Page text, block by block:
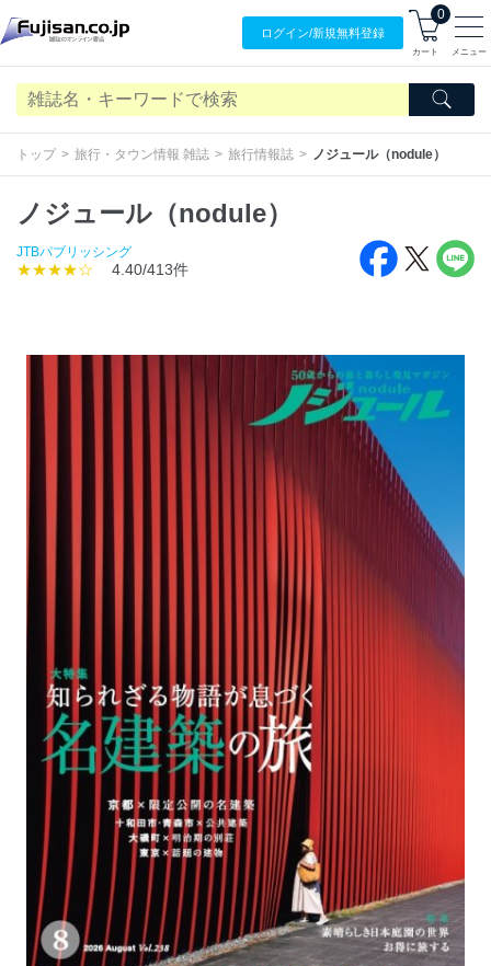
ログイン/新規無料登録
0
カート メニュー
トップ 旅行・タウン情報 雑誌 旅行情報誌 ノジュール（nodule）
ノジュール（nodule）
JTBパブリッシング
★★★★☆ 4.40/413件